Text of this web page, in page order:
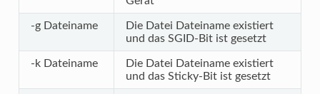
-g Dateiname
Die Datei Dateiname existiert
und das SGID-Bit ist gesetzt
-k Dateiname
Die Datei Dateiname existiert
und das Sticky-Bit ist gesetzt